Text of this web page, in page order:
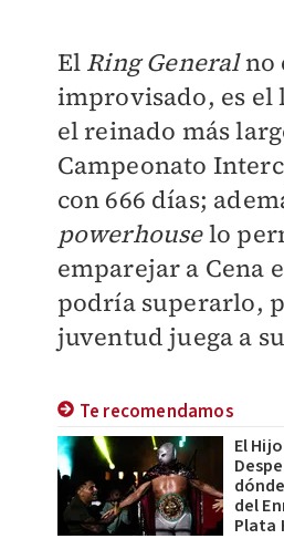
El Ring Generalno
improvisado, es el
el reinado más
Campeonato
con 666 días;
powerhouselo
emparejar a Cena
podría superarlo,
juventud juega a
Te recomendamos
El
del
Plata